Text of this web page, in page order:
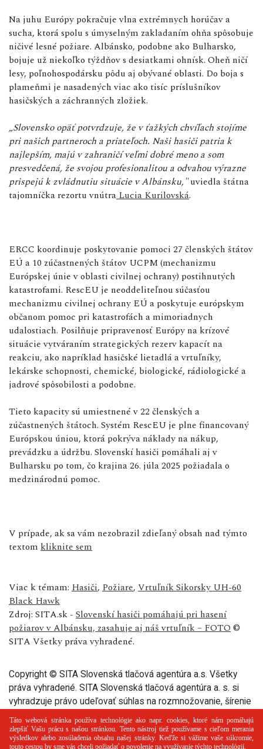
Na juhu Európy pokračuje vlna extrémnych horúčav a
sucha, ktorá spolu s úmyselným zakladaním ohňa spôsobuje
ničivé lesné požiare. Albánsko, podobne ako Bulharsko,
bojuje už niekoľko týždňov s desiatkami ohnísk. Oheň ničí
lesy, poľnohospodársku pôdu aj obývané oblasti. Do boja s
plameňmi je nasadených viac ako tisíc príslušníkov
hasičských a záchranných zložiek.
„Slovensko opäť potvrdzuje, že v ťažkých chvíľach stojíme
pri našich partneroch a priateľoch. Naši hasiči patria k
najlepším, majú v zahraničí veľmi dobré meno a som
presvedčená, že svojou profesionalitou a odvahou výrazne
prispejú k zvládnutiu situácie v Albánsku,"uviedla štátna
tajomníčka rezortu vnútra Lucia Kurilovská.
ERCC koordinuje poskytovanie pomoci 27 členských štátov
EÚ a 10 zúčastnených štátov UCPM (mechanizmu
Európskej únie v oblasti civilnej ochrany) postihnutých
katastrofami. RescEU je neoddeliteľnou súčasťou
mechanizmu civilnej ochrany EÚ a poskytuje európskym
občanom pomoc pri katastrofách a mimoriadnych
udalostiach. Posilňuje pripravenosť Európy na krízové
situácie vytváraním strategických rezerv kapacít na
reakciu, ako napríklad hasičské lietadlá a vrtuľníky,
lekárske schopnosti, chemické, biologické, rádiologické a
jadrové spôsobilosti a podobne.
Tieto kapacity sú umiestnené v 22 členských a
zúčastnených štátoch. Systém RescEU je plne financovaný
Európskou úniou, ktorá pokrýva náklady na nákup,
prevádzku a údržbu. Slovenskí hasiči pomáhali aj v
Bulharsku po tom, čo krajina 26. júla 2025 požiadala o
medzinárodnú pomoc.
V prípade, ak sa vám nezobrazil zdieľaný obsah nad týmto
textom kliknite sem
Viac k témam: Hasiči, Požiare, Vrtuľník Sikorsky UH-60
Black Hawk
Zdroj: SITA.sk - Slovenskí hasiči pomáhajú pri hasení
požiarov v Albánsku, zasahuje aj náš vrtuľník – FOTO ©
SITA Všetky práva vyhradené.
Copyright © SITA Slovenská tlačová agentúra a.s. Všetky
práva vyhradené. SITA Slovenská tlačová agentúra a. s. si
vyhradzuje právo udeľovať súhlas na rozmnožovanie, šírenie